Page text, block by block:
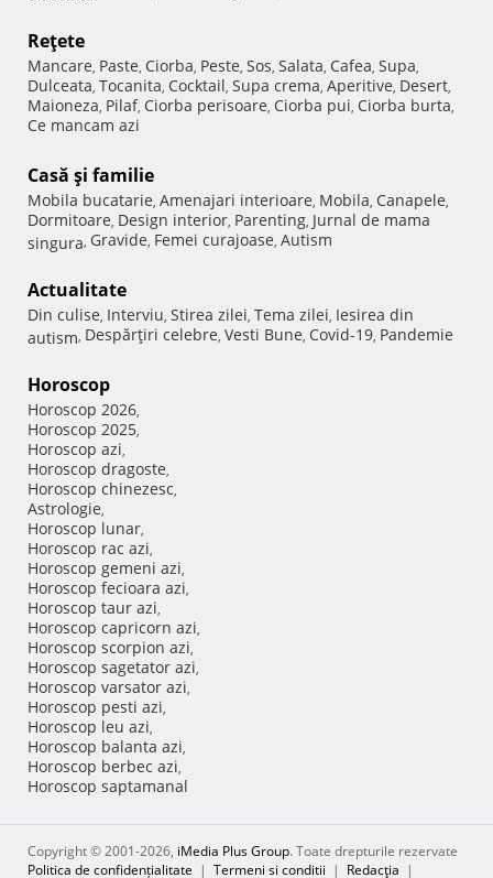
Reţete
Mancare, Paste, Ciorba, Peste, Sos, Salata, Cafea, Supa,
Dulceata, Tocanita, Cocktail, Supa crema, Aperitive, Desert,
Maioneza, Pilaf, Ciorba perisoare, Ciorba pui, Ciorba burta,
Ce mancam azi
Casă şi familie
Mobila bucatarie, Amenajari interioare, Mobila, Canapele,
Dormitoare, Design interior, Parenting, Jurnal de mama
singura, Gravide, Femei curajoase, Autism
Actualitate
Din culise, Interviu, Stirea zilei, Tema zilei, Iesirea din
autism, Despărţiri celebre, Vesti Bune, Covid-19, Pandemie
Horoscop
Horoscop 2026,
Horoscop 2025,
Horoscop azi,
Horoscop dragoste,
Horoscop chinezesc,
Astrologie,
Horoscop lunar,
Horoscop rac azi,
Horoscop gemeni azi,
Horoscop fecioara azi,
Horoscop taur azi,
Horoscop capricorn azi,
Horoscop scorpion azi,
Horoscop sagetator azi,
Horoscop varsator azi,
Horoscop pesti azi,
Horoscop leu azi,
Horoscop balanta azi,
Horoscop berbec azi,
Horoscop saptamanal
Copyright © 2001-2026, iMedia Plus Group. Toate drepturile rezervate
Politica de confidențialitate | Termeni si conditii | Redacţia |